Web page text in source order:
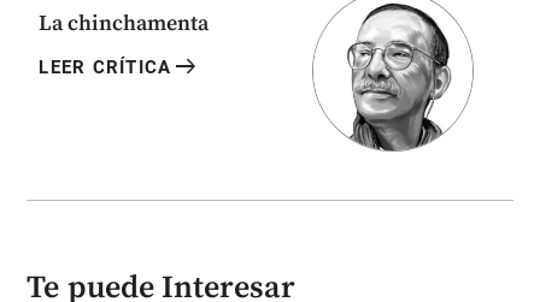
La chinchamenta
LEER CRÍTICA arrow_right_alt
Te puede Interesar